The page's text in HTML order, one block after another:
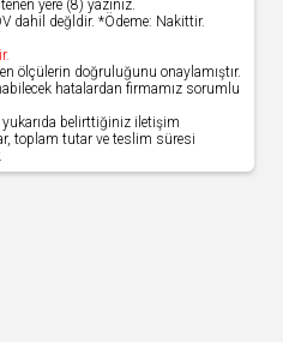
yere (8) yazınız.
dahil değldir. *Ödeme: Nakittir.
ölçülerin doğruluğunu onaylamıştır.
hatalardan firmamız sorumlu
yukarıda belirttiğiniz iletişim
toplam tutar ve teslim süresi